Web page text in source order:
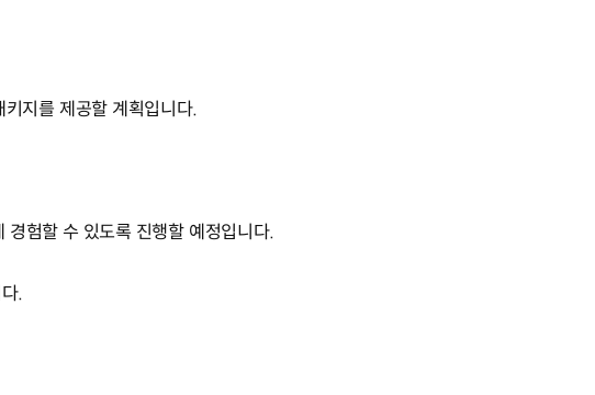
지를 제공할 계획입니다.
경험할 수 있도록 진행할 예정입니다.
.